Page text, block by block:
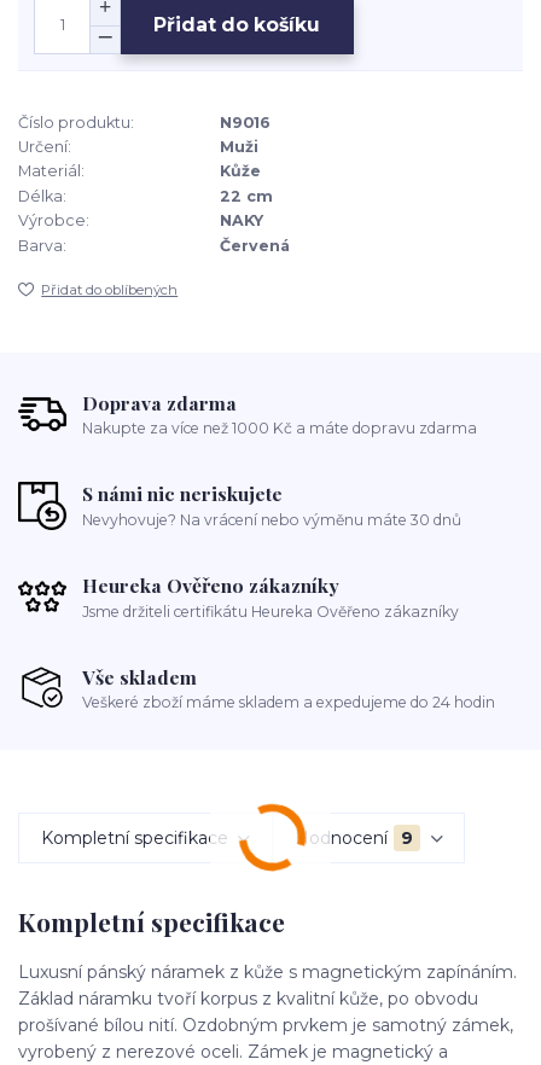
Přidat do košíku
Číslo produktu:
N9016
Určení:
Muži
Materiál:
Kůže
Délka:
22 cm
Výrobce:
NAKY
Barva:
Červená
Přidat do oblíbených
Doprava zdarma
Nakupte za více než 1000 Kč a máte dopravu zdarma
S námi nic neriskujete
Nevyhovuje? Na vrácení nebo výměnu máte 30 dnů
Heureka Ověřeno zákazníky
Jsme držiteli certifikátu Heureka Ověřeno zákazníky
Vše skladem
Veškeré zboží máme skladem a expedujeme do 24 hodin
Kompletní specifikace Hodnocení 9
Kompletní specifikace
Luxusní pánský náramek z kůže s magnetickým zapínáním.
Základ náramku tvoří korpus z kvalitní kůže, po obvodu
prošívané bílou nití. Ozdobným prvkem je samotný zámek,
vyrobený z nerezové oceli. Zámek je magnetický a